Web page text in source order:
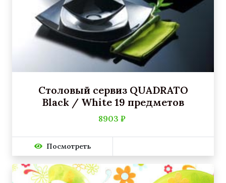
Столовый сервиз QUADRATO
Black / White 19 предметов
8903 ₽
Посмотреть